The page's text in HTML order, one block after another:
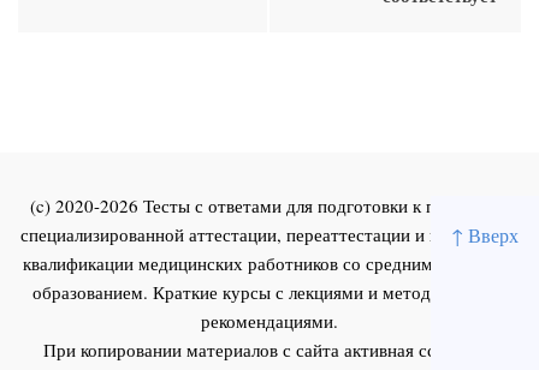
↑ Вверх
(c) 2020-2026 Тесты с ответами для подготовки к первичной
специализированной аттестации, переаттестации и повышения
квалификации медицинских работников со средним и высшим
образованием. Краткие курсы с лекциями и методическими
рекомендациями.
При копировании материалов с сайта активная ссылка на